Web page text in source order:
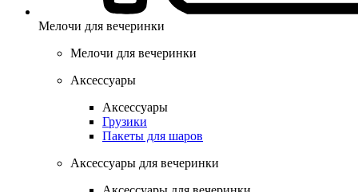
Мелочи для вечеринки
Мелочи для вечеринки
Аксессуары
Аксессуары
Грузики
Пакеты для шаров
Аксессуары для вечеринки